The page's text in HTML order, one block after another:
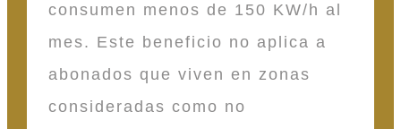
consumen menos de 150 KW/h al
mes. Este beneficio no aplica a
abonados que viven en zonas
consideradas como no